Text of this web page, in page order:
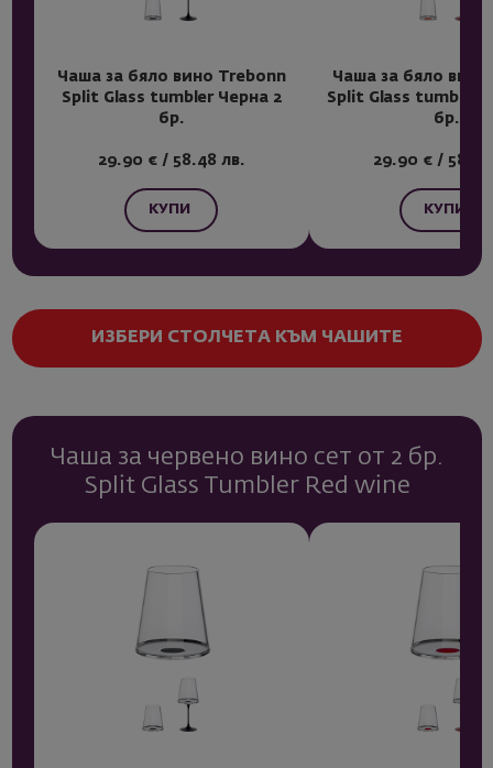
Чаша за бяло вино Trebonn
Split Glass tumbler Черна 2
бр.
29.90 € / 58.48 лв.
КУПИ
Чаша за бяло вино
Split Glass tumbler
бр.
29.90 € /
КУПИ
ИЗБЕРИ СТОЛЧЕТА КЪМ ЧАШИТЕ
Чаша за червено вино сет от 2 бр.
Split Glass Tumbler Red wine